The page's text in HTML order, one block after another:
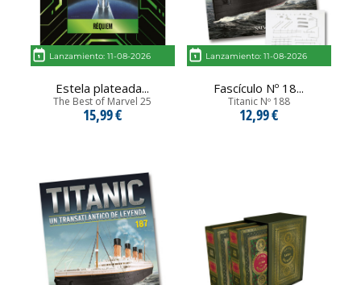
Lanzamiento: 11-08-2026
Estela plateada...
The Best of Marvel 25
15,99 €
Lanzamiento: 11-08-2026
Fascículo Nº 18...
Titanic Nº 188
12,99 €